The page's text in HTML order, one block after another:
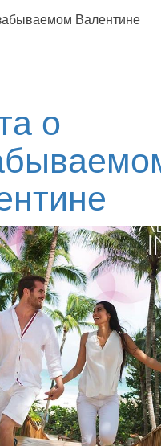
Валентине
о